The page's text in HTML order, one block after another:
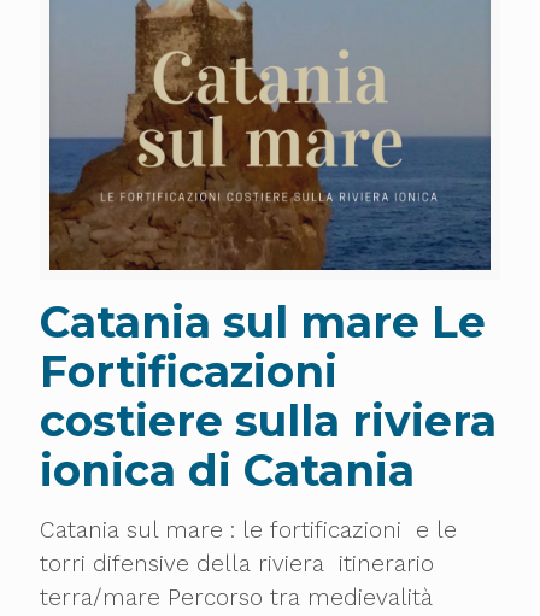
Catania sul mare Le
Fortificazioni
costiere sulla riviera
ionica di Catania
Catania sul mare : le fortificazioni e le
torri difensive della riviera itinerario
terra/mare Percorso tra medievalità